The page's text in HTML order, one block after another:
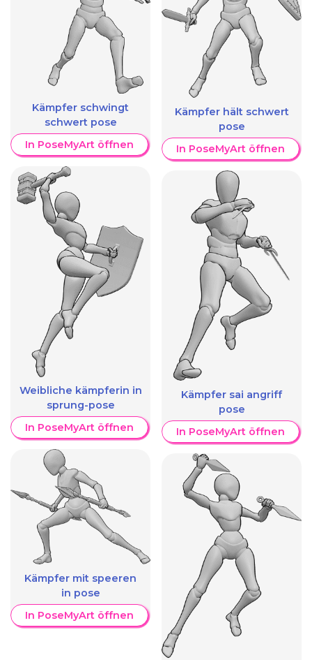
Kämpfer schwingt
schwert pose
In PoseMyArt öffnen
Weibliche kämpferin in
sprung-pose
In PoseMyArt öffnen
Kämpfer mit speeren
in pose
In PoseMyArt öffnen
Kämpfer hält schwert
pose
In PoseMyArt öffnen
Kämpfer sai angriff
pose
In PoseMyArt öffnen